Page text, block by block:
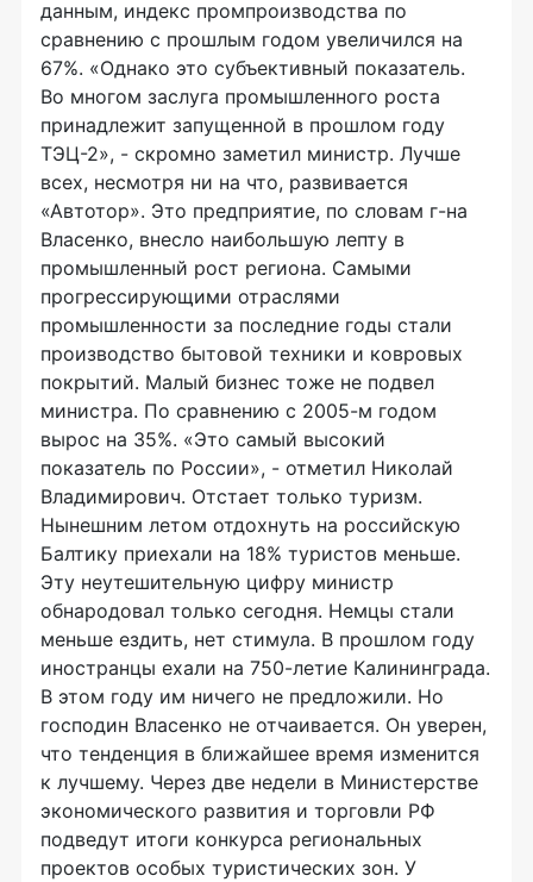
данным, индекс промпроизводства по
сравнению с прошлым годом увеличился на
67%. «Однако это субъективный показатель.
Во многом заслуга промышленного роста
принадлежит запущенной в прошлом году
ТЭЦ-2», - скромно заметил министр. Лучше
всех, несмотря ни на что, развивается
«Автотор». Это предприятие, по словам г-на
Власенко, внесло наибольшую лепту в
промышленный рост региона. Самыми
прогрессирующими отраслями
промышленности за последние годы стали
производство бытовой техники и ковровых
покрытий. Малый бизнес тоже не подвел
министра. По сравнению с 2005-м годом
вырос на 35%. «Это самый высокий
показатель по России», - отметил Николай
Владимирович. Отстает только туризм.
Нынешним летом отдохнуть на российскую
Балтику приехали на 18% туристов меньше.
Эту неутешительную цифру министр
обнародовал только сегодня. Немцы стали
меньше ездить, нет стимула. В прошлом году
иностранцы ехали на 750-летие Калининграда.
В этом году им ничего не предложили. Но
господин Власенко не отчаивается. Он уверен,
что тенденция в ближайшее время изменится
к лучшему. Через две недели в Министерстве
экономического развития и торговли РФ
подведут итоги конкурса региональных
проектов особых туристических зон. У